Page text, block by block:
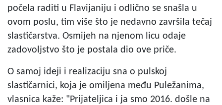
počela raditi u Flavijaniju i odlično se snašla u
ovom poslu, tim više što je nedavno završila tečaj
slastičarstva. Osmijeh na njenom licu odaje
zadovoljstvo što je postala dio ove priče.
O samoj ideji i realizaciju sna o pulskoj
slastičarnici, koja je omiljena među Puležanima,
vlasnica kaže: "Prijateljica i ja smo 2016. došle na